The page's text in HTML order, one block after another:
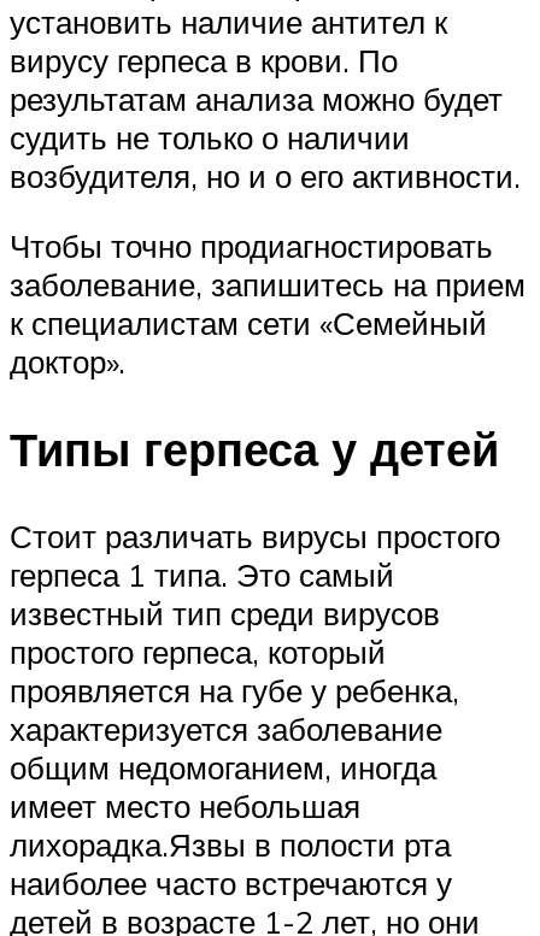
установить наличие антител к
вирусу герпеса в крови. По
результатам анализа можно будет
судить не только о наличии
возбудителя, но и о его активности.
Чтобы точно продиагностировать
заболевание, запишитесь на прием
к специалистам сети «Семейный
доктор».
Типы герпеса у детей
Стоит различать вирусы простого
герпеса 1 типа. Это самый
известный тип среди вирусов
простого герпеса, который
проявляется на губе у ребенка,
характеризуется заболевание
общим недомоганием, иногда
имеет место небольшая
лихорадка.Язвы в полости рта
наиболее часто встречаются у
детей в возрасте 1-2 лет, но они